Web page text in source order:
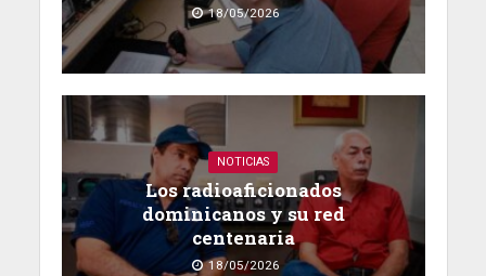
18/05/2026
NOTICIAS
Los radioaficionados
dominicanos y su red
centenaria
18/05/2026